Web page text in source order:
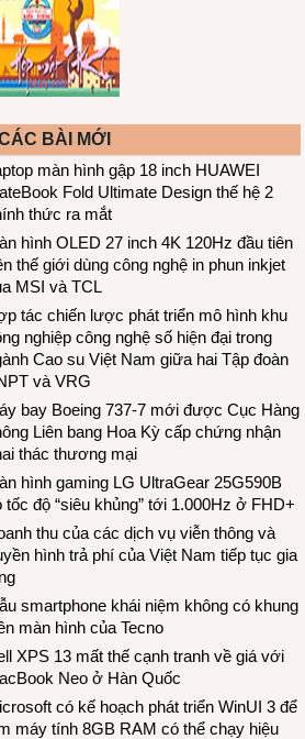
BÀI MỚI
màn hình gập 18 inch HUAWEI
Fold Ultimate Design thế hệ 2
thức ra mắt
hình OLED 27 inch 4K 120Hz đầu tiên
thế giới dùng công nghệ in phun inkjet
MSI và TCL
tác chiến lược phát triển mô hình khu
nghiệp công nghệ số hiện đại trong
Cao su Việt Nam giữa hai Tập đoàn
và VRG
bay Boeing 737-7 mới được Cục Hàng
Liên bang Hoa Kỳ cấp chứng nhận
thác thương mại
hình gaming LG UltraGear 25G590B
tốc độ “siêu khủng” tới 1.000Hz ở FHD+
thu của các dịch vụ viễn thông và
hình trả phí của Việt Nam tiếp tục gia
smartphone khái niệm không có khung
màn hình của Tecno
XPS 13 mất thế cạnh tranh về giá với
Neo ở Hàn Quốc
có kế hoạch phát triển WinUI 3 để
máy tính 8GB RAM có thể chạy hiệu